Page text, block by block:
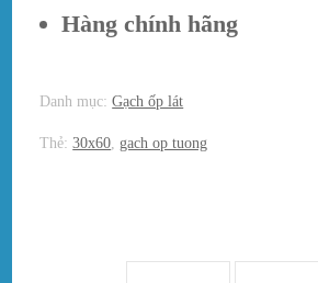
Hàng chính hãng
Danh mục:Gạch ốp lát
Thẻ:30x60 gach op tuong